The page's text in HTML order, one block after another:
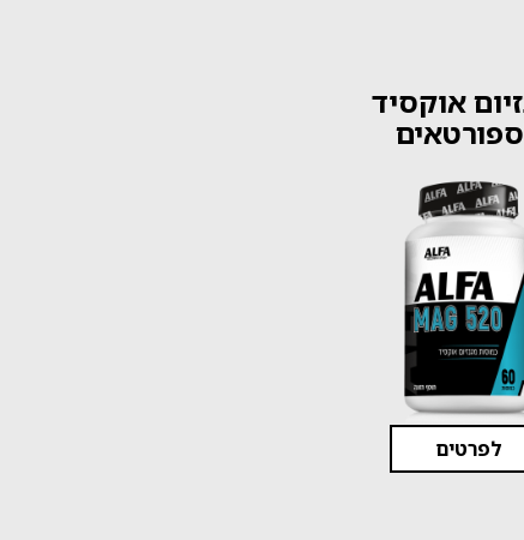
אוקסיד
לפרטים